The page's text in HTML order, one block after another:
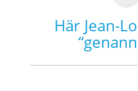
Här Jean-